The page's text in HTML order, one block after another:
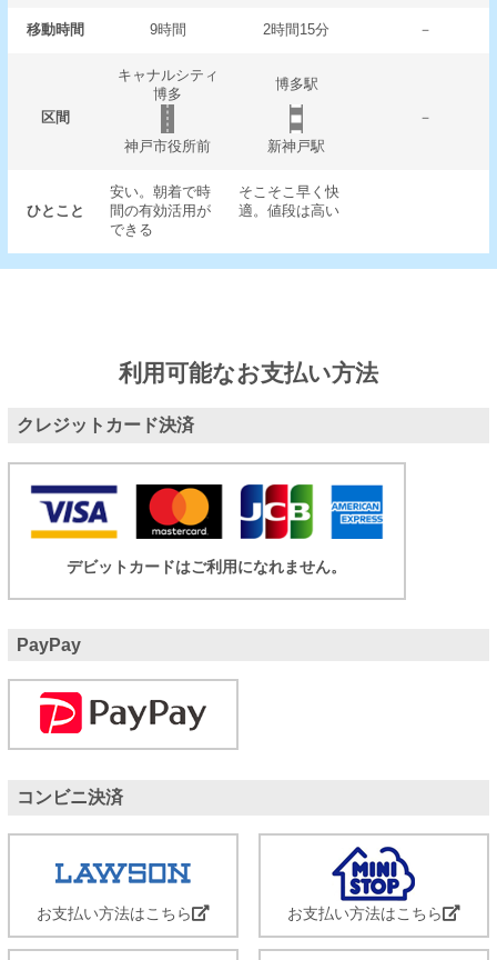
移動時間 9時間 2時間15分 －
区間
キャナルシティ
博多
博多駅
－
神戸市役所前
新神戸駅
ひとこと
安い。朝着で時
間の有効活用が
できる
そこそこ早く快
適。値段は高い
利用可能なお支払い方法
クレジットカード決済
デビットカードはご利用になれません。
PayPay
コンビニ決済
お支払い方法はこちら お支払い方法はこちら